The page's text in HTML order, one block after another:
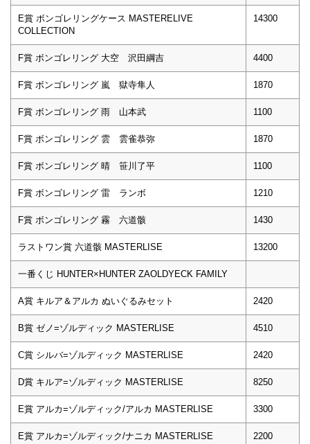
E賞 ボンゴレリングケース MASTERELIVE
COLLECTION
14300
F賞 ボンゴレリング 大空 沢田綱吉 4400
F賞 ボンゴレリング 嵐 獄寺隼人 1870
F賞 ボンゴレリング 雨 山本武 1100
F賞 ボンゴレリング 雲 雲雀恭弥 1870
F賞 ボンゴレリング 晴 笹川了平 1100
F賞 ボンゴレリング 雷 ランボ 1210
F賞 ボンゴレリング 霧 六道骸 1430
ラストワン賞 六道骸 MASTERLISE 13200
一番くじ HUNTER×HUNTER ZAOLDYECK FAMILY
A賞 キルア＆アルカ ぬいぐるみセット 2420
B賞 ゼノ=ゾルディック MASTERLISE 4510
C賞 シルバ=ゾルディック MASTERLISE 2420
D賞 キルア=ゾルディック MASTERLISE 8250
E賞 アルカ=ゾルディック/アルカ MASTERLISE 3300
E賞 アルカ=ゾルディック/ナニカ MASTERLISE 2200